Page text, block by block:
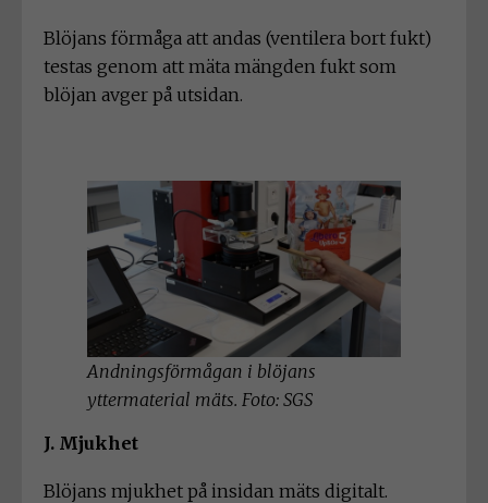
Blöjans förmåga att andas (ventilera bort fukt)
testas genom att mäta mängden fukt som
blöjan avger på utsidan.
Andningsförmågan i blöjans
yttermaterial mäts. Foto: SGS
J. Mjukhet
Blöjans mjukhet på insidan mäts digitalt.